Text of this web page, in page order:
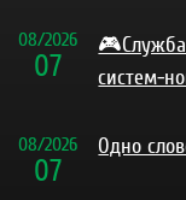
07
08/2026
🎮Служба
систем-
07
08/2026 Одно